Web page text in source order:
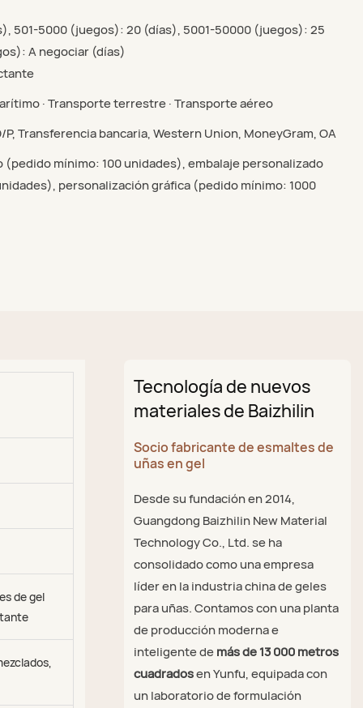
501-5000 (juegos): 20 (días), 5001-50000 (juegos): 25
A negociar (días)
· Transporte terrestre · Transporte aéreo
Transferencia bancaria, Western Union, MoneyGram, OA
mínimo: 100 unidades), embalaje personalizado
personalización gráfica (pedido mínimo: 1000
de gel
Tecnología de nuevos
materiales de Baizhilin
Socio fabricante de esmaltes de
uñas en gel
Desde su fundación en 2014,
Guangdong Baizhilin New Material
Technology Co., Ltd. se ha
consolidado como una empresa
líder en la industria china de geles
para uñas. Contamos con una planta
de producción moderna e
inteligente demás de 13 000 metros
cuadradosen Yunfu, equipada con
un laboratorio de formulación